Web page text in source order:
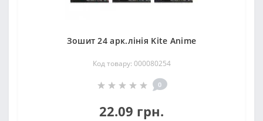
Зошит 24 арк.лінія Kite Anime
Код товару: 000080254
0
22.09 грн.